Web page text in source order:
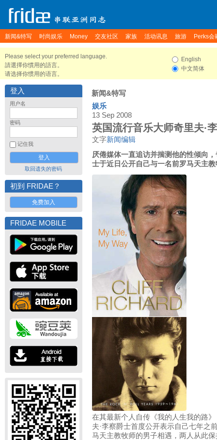
新闻&特写 时尚娱乐 Money 交友社区 家族 活动讯息 旅游 Perks会
Please select your preferred language.
請選擇你慣用的語言。
请选择你惯用的语言。
English
中文简体
登入
用户名
密码
记住我
取回遗失的密码
初到 FRIDAE？
免费加入
FRIDAE MOBILE
新闻&特写
娱乐
13 Sep 2008
英国流行音乐大师奇里夫·
文字新闻编辑
厌倦媒体一直追访并揣测他的性倾向
士于近日公开自己与一名前罗马天主
在其最新个人自传《我的人生我的路
夫·李察爵士首度公开表示自己七年之
马天主教牧师的男子相遇，两人从此